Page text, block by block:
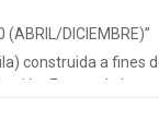
DICIEMBRE)”
construida a fines
En uno de los